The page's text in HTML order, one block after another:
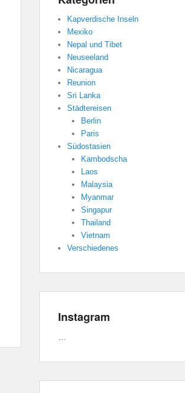
Kapverdische Inseln
Mexiko
Nepal und Tibet
Neuseeland
Nicaragua
Reunion
Sri Lanka
Städtereisen
Berlin
Paris
Südostasien
Kambodscha
Laos
Malaysia
Myanmar
Singapur
Thailand
Vietnam
Verschiedenes
Instagram